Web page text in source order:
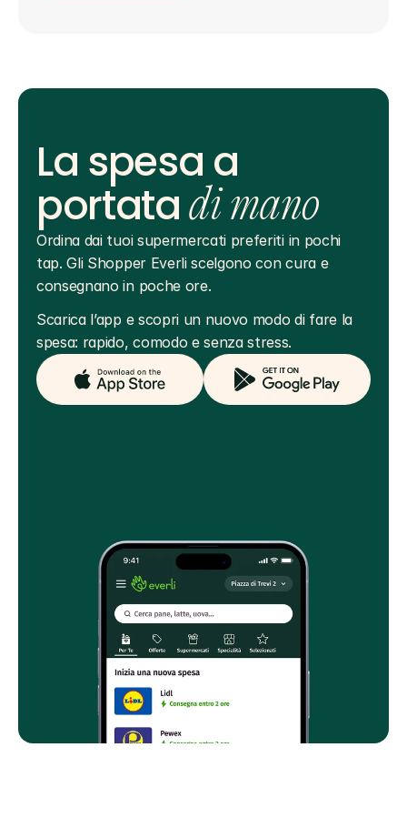
La spesa a
portatadi mano
Ordina dai tuoi supermercati preferiti in pochi
tap. Gli Shopper Everli scelgono con cura e
consegnano in poche ore.
Scarica l’app e scopri un nuovo modo di fare la
spesa: rapido, comodo e senza stress.